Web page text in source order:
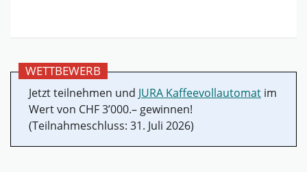
WETTBEWERB
Jetzt teilnehmen und JURA Kaffeevollautomat im
Wert von CHF 3’000.– gewinnen!
(Teilnahmeschluss: 31. Juli 2026)